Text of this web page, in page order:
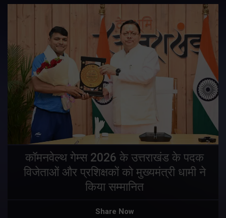
कॉमनवेल्थ गेम्स 2026 के उत्तराखंड के पदक
विजेताओं और प्रशिक्षकों को मुख्यमंत्री धामी ने
किया सम्मानित
Share Now